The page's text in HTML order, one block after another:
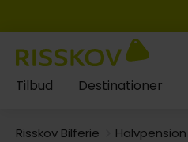
Tilbud Destinationer
Risskov Bilferie Halvpension